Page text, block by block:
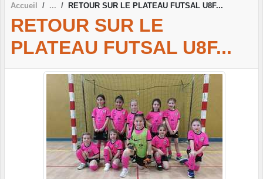
Accueil RETOUR SUR LE PLATEAU FUTSAL U8F...
RETOUR SUR LE
PLATEAU FUTSAL U8F...